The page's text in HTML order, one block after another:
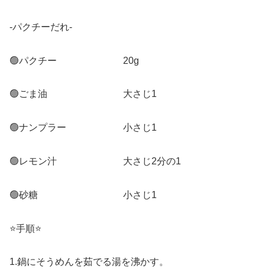
-パクチーだれ-
🟢パクチー 20g
🟢ごま油 大さじ1
🟢ナンプラー 小さじ1
🟢レモン汁 大さじ2分の1
🟢砂糖 小さじ1
⭐️手順⭐️
1.鍋にそうめんを茹でる湯を沸かす。